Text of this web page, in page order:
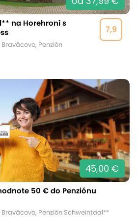
7,9
na Horehroní s
Penzión
45,00 €
50 € do Penziónu
Braväcovo, Penzión Schweintaal**